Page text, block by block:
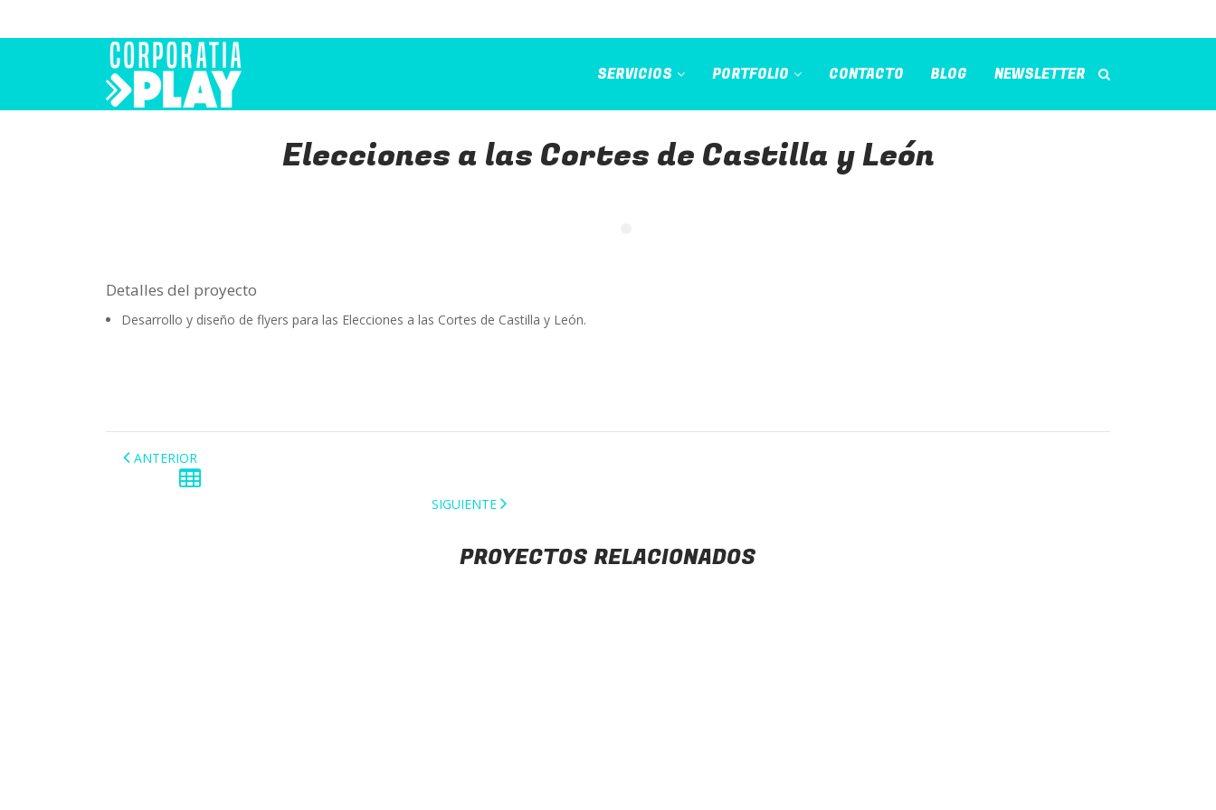
SERVICIOS PORTFOLIO CONTACTO BLOG NEWSLETTER
Elecciones a las Cortes de Castilla y León
Detalles del proyecto
Desarrollo y diseño de flyers para las Elecciones a las Cortes de Castilla y León.
ANTERIOR
SIGUIENTE
PROYECTOS RELACIONADOS